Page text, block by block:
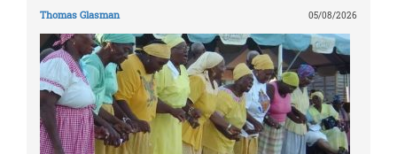
Thomas Glasman 05/08/2026